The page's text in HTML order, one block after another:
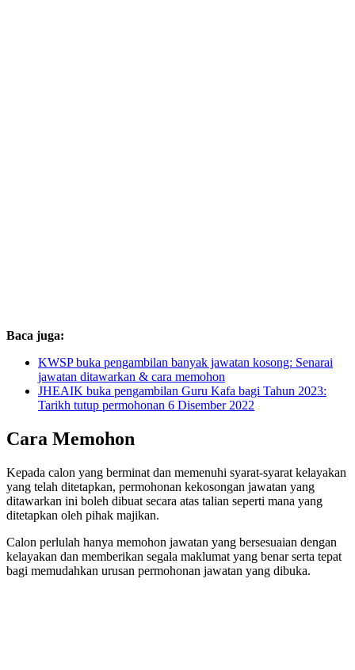
Baca juga:
KWSP buka pengambilan banyak jawatan kosong: Senarai
jawatan ditawarkan & cara memohon
JHEAIK buka pengambilan Guru Kafa bagi Tahun 2023:
Tarikh tutup permohonan 6 Disember 2022
Cara Memohon
Kepada calon yang berminat dan memenuhi syarat-syarat kelayakan
yang telah ditetapkan, permohonan kekosongan jawatan yang
ditawarkan ini boleh dibuat secara atas talian seperti mana yang
ditetapkan oleh pihak majikan.
Calon perlulah hanya memohon jawatan yang bersesuaian dengan
kelayakan dan memberikan segala maklumat yang benar serta tepat
bagi memudahkan urusan permohonan jawatan yang dibuka.